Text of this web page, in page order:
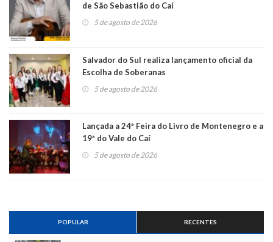
de São Sebastião do Caí
5 de agosto de 2026
Salvador do Sul realiza lançamento oficial da
Escolha de Soberanas
5 de agosto de 2026
Lançada a 24ª Feira do Livro de Montenegro e a
19ª do Vale do Caí
5 de agosto de 2026
POPULAR RECENTES